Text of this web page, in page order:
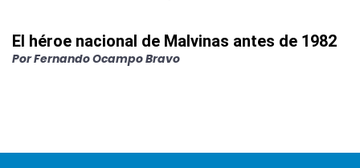
El héroe nacional de Malvinas antes de 1982
PorFernando Ocampo Bravo